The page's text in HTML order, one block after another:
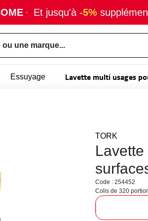
· Et jusqu'à -5%
une marque...
Essuyage Lavette multi usages
TORK
Code : 254452
Colis de 320